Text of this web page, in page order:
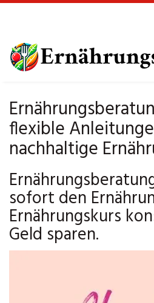
main
content
flexible
nachhaltige
sofort den
Ernährungskurs
Geld sparen.